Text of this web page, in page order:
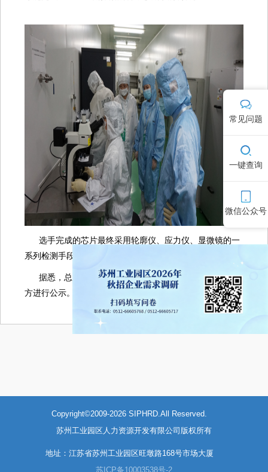
常见问题
一键查询
微信公众号
选手完成的芯片最终采用轮廓仪、应力仪、显微镜的一
系列检测手段进行评选。
据悉，总决赛已有18人入选，入选名单已经在大赛的官
方进行公示。
Copyright©2009-2026 SIPHRD.All Reserved.
苏州工业园区人力资源开发有限公司版权所有
地址：江苏省苏州工业园区旺墩路168号市场大厦
苏ICP备10003538号-2